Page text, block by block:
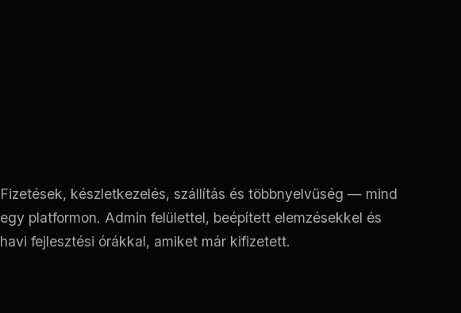
Fizetések, készletkezelés, szállítás és többnyelvűség — mind
egy platformon. Admin felülettel, beépített elemzésekkel és
havi fejlesztési órákkal, amiket már kifizetett.